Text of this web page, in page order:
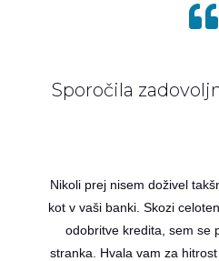

Sporočila
Nikoli prej nisem doživel
kot v vaši banki. Skozi
odobritve kredita, sem se
stranka. Hvala vam za